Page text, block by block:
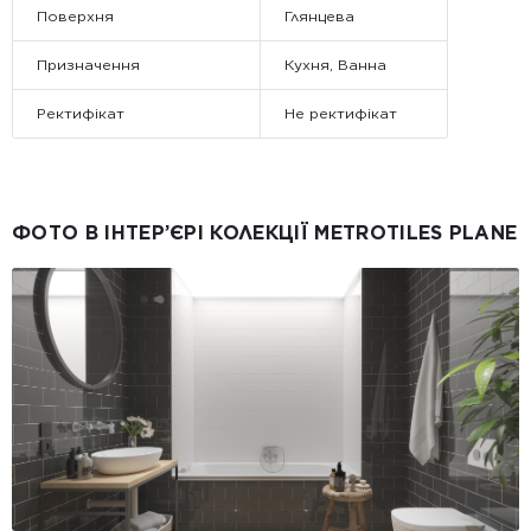
Поверхня Глянцева
Призначення Кухня, Ванна
Ректифікат Не ректифікат
ФОТО В ІНТЕР’ЄРІ КОЛЕКЦІЇ METROTILES PLANE